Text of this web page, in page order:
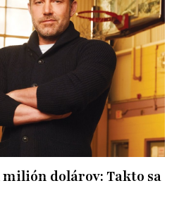
dolárov: Takto sa